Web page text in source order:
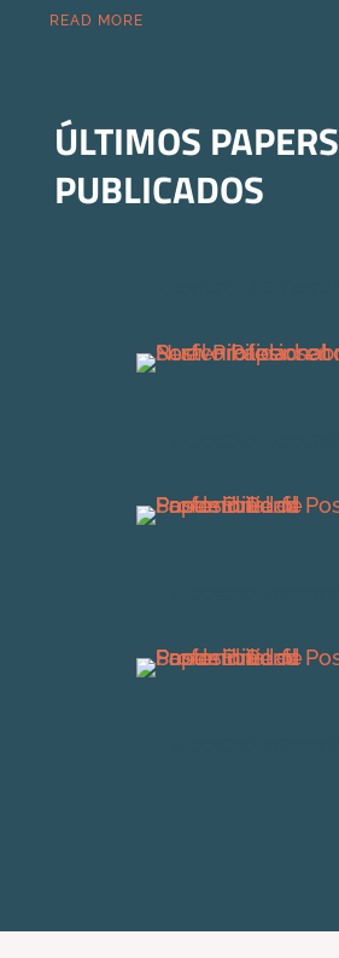
READ MORE
ÚLTIMOS PAPERS
PUBLICADOS